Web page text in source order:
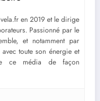
en 2019 et le dirige
Passionné par le
et notamment par
avec toute son énergie et
ce média de façon